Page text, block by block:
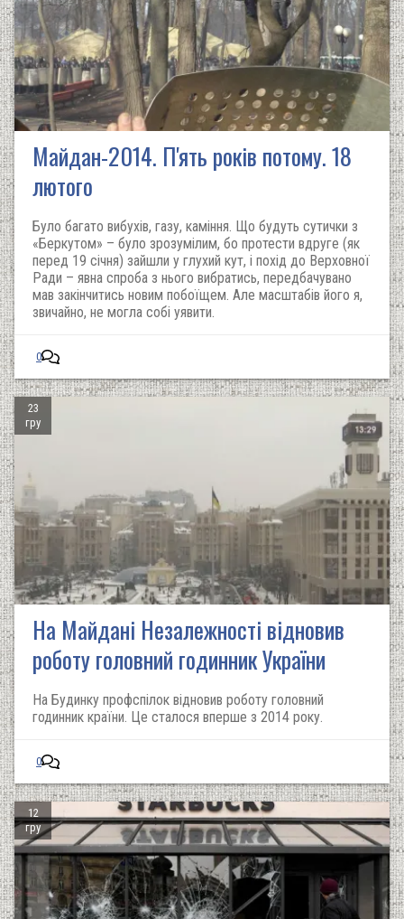
Майдан-2014. П'ять років потому. 18
лютого
Було багато вибухів, газу, каміння. Що будуть сутички з
«Беркутом» – було зрозумілим, бо протести вдруге (як
перед 19 січня) зайшли у глухий кут, і похід до Верховної
Ради – явна спроба з нього вибратись, передбачувано
мав закінчитись новим побоїщем. Але масштабів його я,
звичайно, не могла собі уявити.
0
23
гру
На Майдані Незалежності відновив
роботу головний годинник України
На Будинку профспілок відновив роботу головний
годинник країни. Це сталося вперше з 2014 року.
0
12
гру